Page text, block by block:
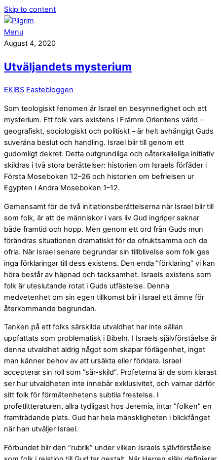
Skip to content
Menu
August 4, 2020
Utväljandets mysterium
EKiBS Fastebloggen
Som teologiskt fenomen är Israel en besynnerlighet och ett
mysterium. Ett folk vars existens i Främre Orientens värld –
geografiskt, sociologiskt och politiskt – är helt avhängigt Guds
suveräna beslut och handling. Israel blir till genom ett
gudomligt dekret. Detta outgrundliga och oåterkalleliga initiativ
skildras i två stora berättelser: historien om Israels förfäder i
Första Moseboken 12–26 och historien om befrielsen ur
Egypten i Andra Moseboken 1–12.
Gemensamt för de två initiationsberättelserna när Israel blir till
som folk, är att de människor i vars liv Gud ingriper saknar
både framtid och hopp. Men genom ett ord från Guds mun
förändras situationen dramatiskt för de ofruktsamma och de
ofria. När Israel senare begrundar sin tillblivelse som folk ges
inga förklaringar till dess existens. Den enda ”förklaring” vi kan
höra består av häpnad och tacksamhet. Israels existens som
folk är uteslutande rotat i Guds utfästelse. Denna
medvetenhet om sin egen tillkomst blir i Israel ett ämne för
återkommande begrundan.
Tanken på ett folks särskilda utvaldhet har inte sällan
uppfattats som problematisk i Bibeln. I Israels självförståelse är
denna utvaldhet aldrig något som skapar förlägenhet, inget
man känner behov av att ursäkta eller förklara. Israel
accepterar sin roll som ”sär-skild”. Profeterna är de som klarast
ser hur utvaldheten inte innebär exklusivitet, och varnar därför
sitt folk för förmätenhetens subtila frestelse. I
profetlitteraturen, allra tydligast hos Jeremia, intar ”folken” en
framträdande plats. Gud har hela mänskligheten i blickfånget
när han utväljer Israel.
Förbundet blir den ”rubrik” under vilken Israels självförståelse